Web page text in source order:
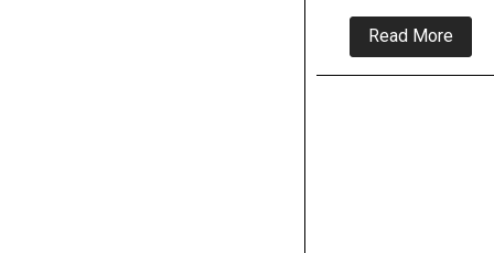
Read More
Asa